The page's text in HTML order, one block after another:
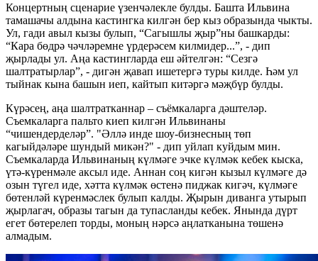
Концертның сценарие үзенчәлекле булды. Башта Ильвина
тамашачы алдына кастингка килгән бер кыз образында чыкты.
Ул, гади авыл кызы булып, “Сагышлы җыр”ны башкарды:
“Кара бөдрә чәчләремне үрдерәсем килмидер...”, - дип
җырлады ул. Аңа кастингларда еш әйтелгән: “Сезгә
шалтратырлар”, - дигән җавап ишетергә туры килде. Һәм ул
тыйнак кына башын иеп, кайтып китәргә мәҗбүр булды.
Күрәсең, аңа шалтратканнар – съёмкаларга дәштеләр.
Съемкаларга пальто киеп килгән Ильвинаны
“чишендерделәр”. "Әллә инде шоу-бизнесның төп
кагыйдәләре шундый микән?" - дип уйлап куйдым мин.
Съемкаларда Ильвинаның күлмәге эчке күлмәк кебек кыска,
үтә-күренмәле аксыл иде. Аннан соң кигән кызыл күлмәге дә
озын түгел иде, хәтта күлмәк өстенә пиджак кигәч, күлмәге
бөтенләй күренмәслек булып калды. Җырын диванга утырып
җырлагач, образы тагын да тупасланды кебек. Янында дүрт
егет бөтерелеп торды, моның нәрсә аңлатканына төшенә
алмадым.